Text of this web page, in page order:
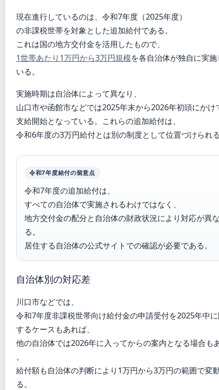
現在進行しているのは、令和7年度（2025年度）
の非課税世帯を対象とした追加給付である。
これは国の地方交付金を活用したもので、
1世帯あたり1万円から3万円規模を各自治体が独自に実
いる。
実施時期は自治体によって異なり、
山口市や函館市などでは2025年末から2026年初頭にかけ
支給開始となっている。これらの追加給付は、
令和6年度の3万円給付とは別の制度として位置づけられ
令和7年度給付の留意点
令和7年度の追加給付は、
すべての自治体で実施されるわけではなく、
地方交付金の配分と自治体の財政状況により対応が異
る。
居住する自治体の公式サイトでの確認が必要である。
自治体別の対応差
川口市などでは、
令和7年度非課税世帯向け給付金の申請受付を2025年中
するケースもあれば、
他の自治体では2026年に入ってからの案内となる場合も
。
給付額も自治体の判断により1万円から3万円の範囲で変
る。